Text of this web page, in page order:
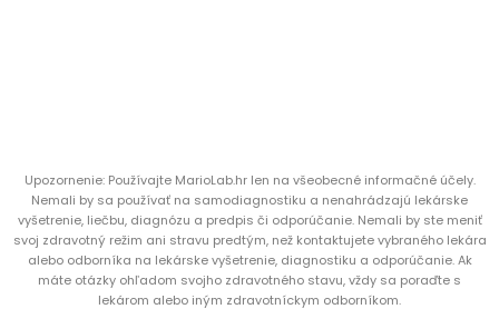
Upozornenie: Používajte MarioLab.hr len na všeobecné informačné účely.
Nemali by sa používať na samodiagnostiku a nenahrádzajú lekárske
vyšetrenie, liečbu, diagnózu a predpis či odporúčanie. Nemali by ste meniť
svoj zdravotný režim ani stravu predtým, než kontaktujete vybraného lekára
alebo odborníka na lekárske vyšetrenie, diagnostiku a odporúčanie. Ak
máte otázky ohľadom svojho zdravotného stavu, vždy sa poraďte s
lekárom alebo iným zdravotníckym odborníkom.